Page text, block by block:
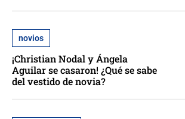
novios
¡Christian Nodal y Ángela
Aguilar se casaron! ¿Qué se sabe
del vestido de novia?